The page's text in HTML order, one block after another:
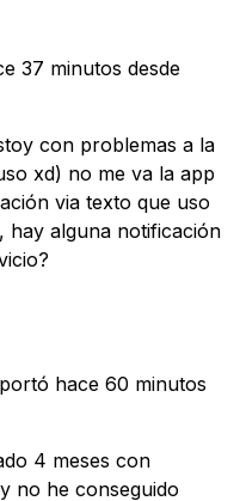
37 minutos desde
con problemas a la
xd) no me va la app
via texto que uso
hay alguna notificación
hace 60 minutos
4 meses con
no he conseguido